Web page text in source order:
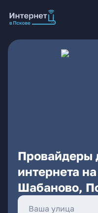
Провайдеры
интернета
Шабаново,